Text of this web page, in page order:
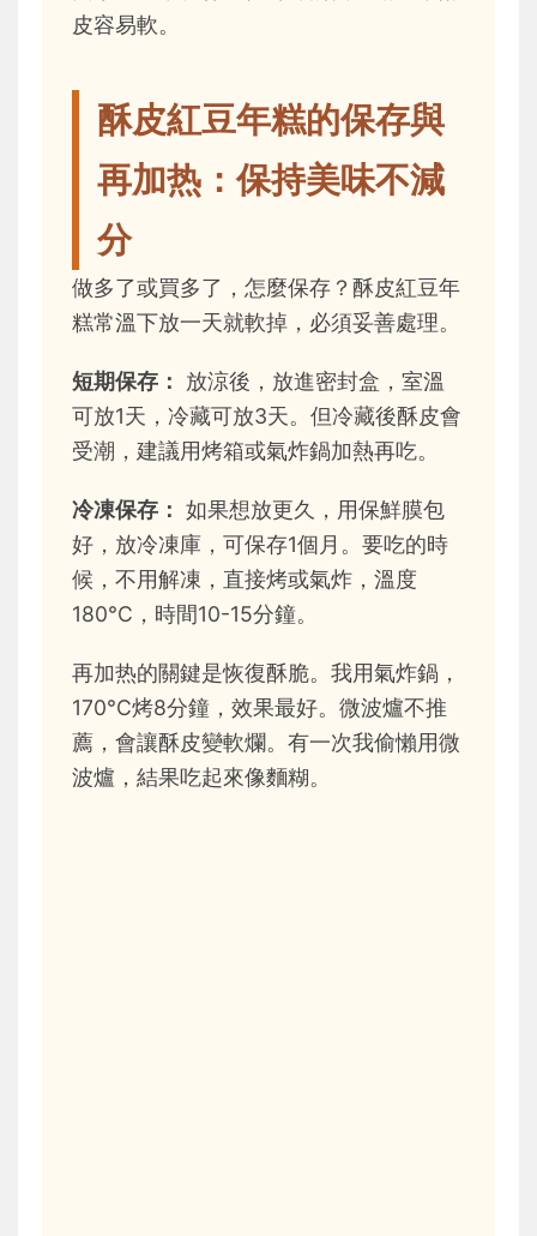
皮容易軟。
酥皮紅豆年糕的保存與
再加热：保持美味不減
分
做多了或買多了，怎麼保存？酥皮紅豆年
糕常溫下放一天就軟掉，必須妥善處理。
短期保存：
放涼後，放進密封盒，室溫
可放1天，冷藏可放3天。但冷藏後酥皮會
受潮，建議用烤箱或氣炸鍋加熱再吃。
冷凍保存： 如果想放更久，用保鮮膜包
好，放冷凍庫，可保存1個月。要吃的時
候，不用解凍，直接烤或氣炸，溫度
180°C，時間10-15分鐘。
再加热的關鍵是恢復酥脆。我用氣炸鍋，
170°C烤8分鐘，效果最好。微波爐不推
薦，會讓酥皮變軟爛。有一次我偷懶用微
波爐，結果吃起來像麵糊。